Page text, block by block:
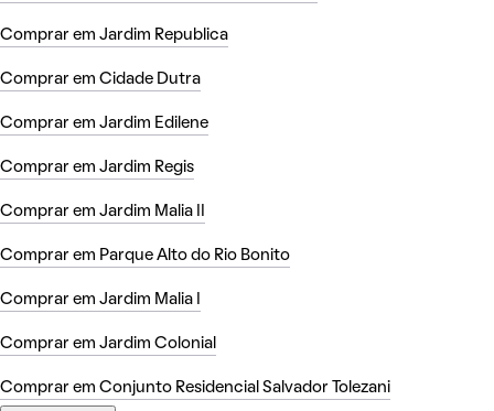
Comprar em Jardim Republica
Comprar em Cidade Dutra
Comprar em Jardim Edilene
Comprar em Jardim Regis
Comprar em Jardim Malia II
Comprar em Parque Alto do Rio Bonito
Comprar em Jardim Malia I
Comprar em Jardim Colonial
Comprar em Conjunto Residencial Salvador Tolezani